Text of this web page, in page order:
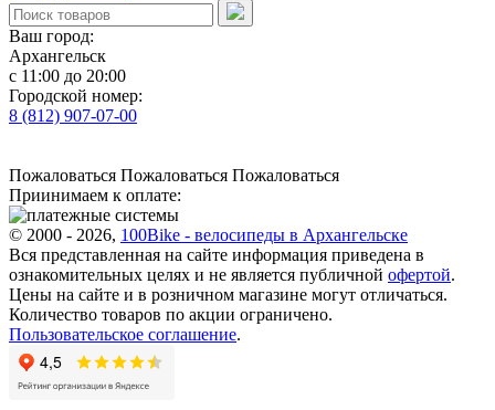
Ваш город:
Архангельск
с 11:00 до 20:00
Городской номер:
8 (812) 907-07-00
Пожаловаться Пожаловаться Пожаловаться
Приинимаем к оплате:
© 2000 - 2026, 100Bike - велосипеды в Архангельске
Вся представленная на сайте информация приведена в
ознакомительных целях и не является публичной офертой.
Цены на сайте и в розничном магазине могут отличаться.
Количество товаров по акции ограничено.
Пользовательское соглашение.